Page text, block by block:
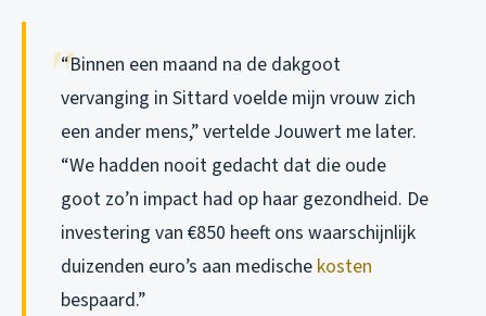
“Binnen een maand na de dakgoot
vervanging in Sittard voelde mijn vrouw zich
een ander mens,” vertelde Jouwert me later.
“We hadden nooit gedacht dat die oude
goot zo’n impact had op haar gezondheid. De
investering van €850 heeft ons waarschijnlijk
duizenden euro’s aan medische kosten
bespaard.”